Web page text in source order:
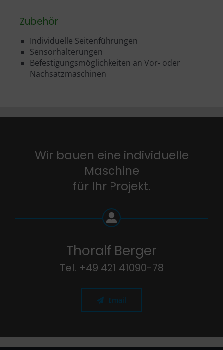
Zubehör
Individuelle Seitenführungen
Sensorhalterungen
Befestigungsmöglichkeiten an Vor- oder
Nachsatzmaschinen
Wir bauen eine individuelle
Maschine
für Ihr Projekt.
Thoralf Berger
Tel. +49 421 41090-78
Email